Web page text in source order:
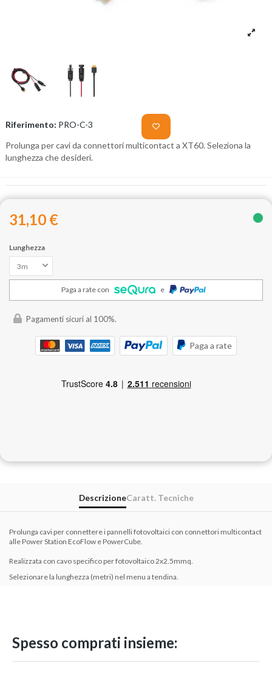
Riferimento: PRO-C-3
Prolunga per cavi da connettori multicontact a XT60. Seleziona la
lunghezza che desideri.
31,10 €
Lunghezza
Paga a rate con e
Pagamenti sicuri al 100%.
Paga a rate
DescrizioneCaratt. Tecniche
Prolunga cavi per connettere i pannelli fotovoltaici con connettori multicontact
alle Power Station EcoFlow e PowerCube.
Realizzata con cavo specifico per fotovoltaico 2x2.5mmq.
Selezionare la lunghezza (metri) nel menu a tendina.
Spesso comprati insieme: